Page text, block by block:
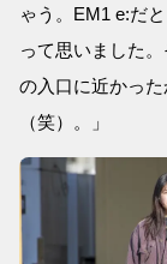
ゃう。EM1 e:だ
って思いました
の入口に近かっ
（笑）。」